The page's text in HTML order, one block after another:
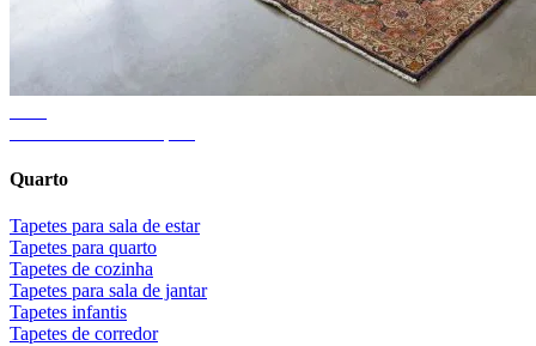
Quarto
Tapetes para sala de estar
Tapetes para quarto
Tapetes de cozinha
Tapetes para sala de jantar
Tapetes infantis
Tapetes de corredor